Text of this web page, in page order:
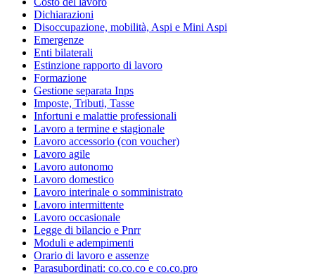
Dichiarazioni
Disoccupazione, mobilità, Aspi e Mini Aspi
Emergenze
Enti bilaterali
Estinzione rapporto di lavoro
Formazione
Gestione separata Inps
Imposte, Tributi, Tasse
Infortuni e malattie professionali
Lavoro a termine e stagionale
Lavoro accessorio (con voucher)
Lavoro agile
Lavoro autonomo
Lavoro domestico
Lavoro interinale o somministrato
Lavoro intermittente
Lavoro occasionale
Legge di bilancio e Pnrr
Moduli e adempimenti
Orario di lavoro e assenze
Parasubordinati: co.co.co e co.co.pro